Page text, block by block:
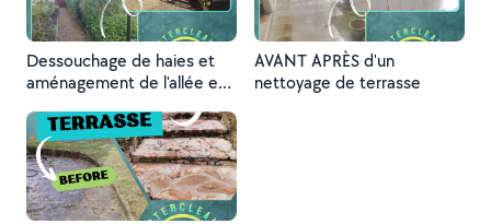
Dessouchage de haies et
aménagement de l'allée en
AVANT APRÈS d'un
nettoyage de terrasse